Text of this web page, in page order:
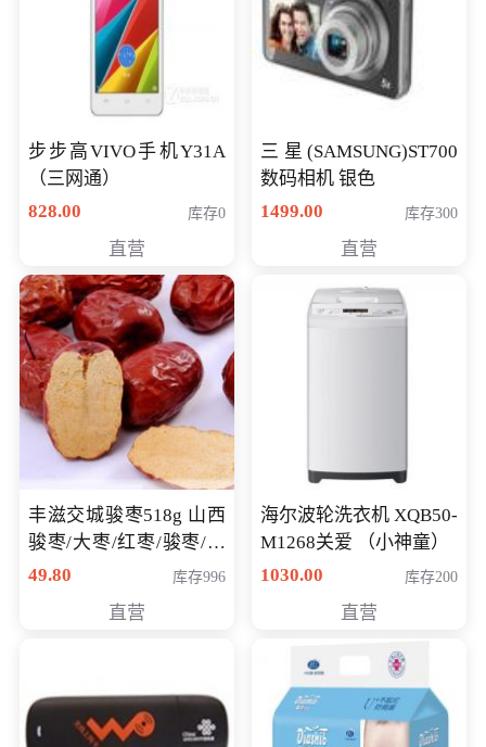
步步高VIVO手机Y31A
（三网通）
828.00
库存0
直营
三星(SAMSUNG)ST700
数码相机 银色
1499.00
库存300
直营
丰滋交城骏枣518g 山西
骏枣/大枣/红枣/骏枣/热
销千件/
49.80 库存996
直营
海尔波轮洗衣机 XQB50-
M1268关爱 （小神童）
1030.00
库存200
直营